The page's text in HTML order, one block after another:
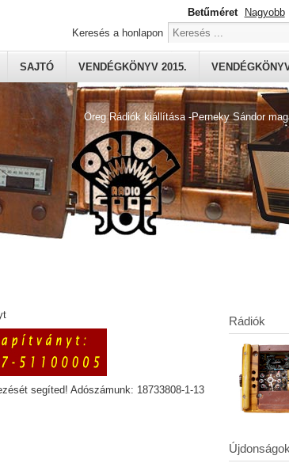
Öreg Rádiók kiállítása -Perneky Sándor
SAJTÓ VENDÉGKÖNYV 2015.
Betűméret Nagyobb
Keresés a honlapon
segíted! Adószámunk: 18733808-1-13
Rádiók
Újdonságok